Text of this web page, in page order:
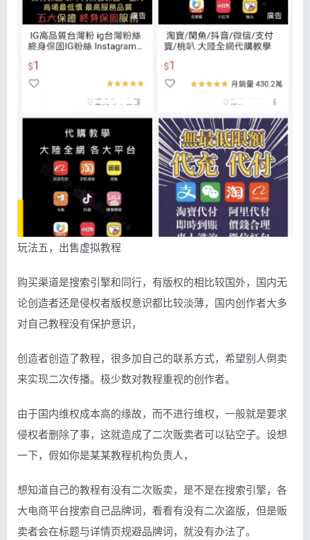
玩法五，出售虚拟教程
购买渠道是搜索引擎和同行，有版权的相比较国外，国内无
论创造者还是侵权者版权意识都比较淡薄，国内创作者大多
对自己教程没有保护意识，
创造者创造了教程，很多加自己的联系方式，希望别人倒卖
来实现二次传播。极少数对教程重视的创作者。
由于国内维权成本高的缘故，而不进行维权，一般就是要求
侵权者删除了事，这就造成了二次贩卖者可以钻空子。设想
一下，假如你是某某教程机构负责人，
想知道自己的教程有没有二次贩卖，是不是在搜索引擎，各
大电商平台搜索自己品牌词，看看有没有二次盗版，但是贩
卖者会在标题与详情页规避品牌词，就没有办法了。